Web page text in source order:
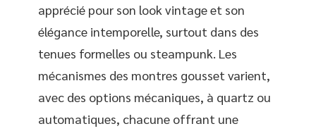
apprécié pour son look vintage et son
élégance intemporelle, surtout dans des
tenues formelles ou steampunk. Les
mécanismes des montres gousset varient,
avec des options mécaniques, à quartz ou
automatiques, chacune offrant une